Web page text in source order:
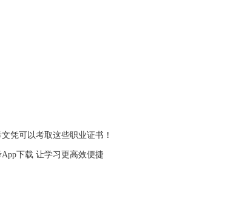
文凭可以考取这些职业证书！
App下载 让学习更高效便捷